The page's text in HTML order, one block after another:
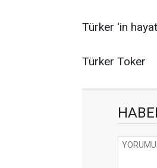
Türker 'in
Türker Toker